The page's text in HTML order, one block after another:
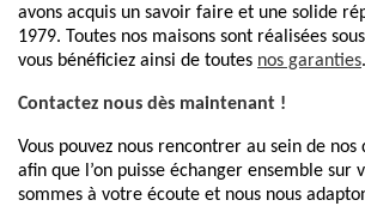
avons acquis un savoir faire et une solide
1979. Toutes nos maisons sont réalisées
vous bénéficiez ainsi de toutes nos garanties.
Contactez nous dès maintenant !
Vous pouvez nous rencontrer au sein de
afin que l’on puisse échanger ensemble sur
sommes à votre écoute et nous nous